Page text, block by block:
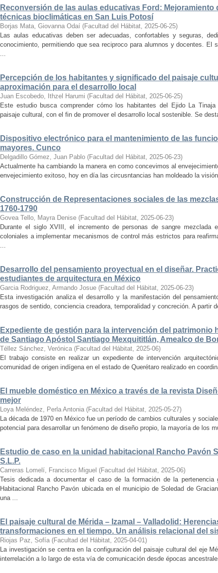
Reconversión de las aulas educativas Ford:
técnicas bioclimáticas en San Luis Potosí
Borjas Mata, Giovanna Odaí (Facultad del Hábitat, 2025-06-25)
Las aulas educativas deben ser adecuadas, confortables y seguras,
conocimiento, permitiendo que sea reciproco para alumnos y docentes. El
...
Percepción de los habitantes y significado del paisaje
aproximación para el desarrollo local
Juan Escobedo, Ithzel Harumi (Facultad del Hábitat, 2025-06-25)
Este estudio busca comprender cómo los habitantes del Ejido La
paisaje cultural, con el fin de promover el desarrollo local sostenible. Se
Dispositivo electrónico para el mantenimiento de las
mayores. Cunco
Delgadillo Gómez, Juan Pablo (Facultad del Hábitat, 2025-06-23)
Actualmente ha cambiando la manera en como concevimos al
envejecimiento exitoso, hoy en día las circusntancias han moldeado la
Construcción de Representaciones sociales de las
1760-1790
Govea Tello, Mayra Denise (Facultad del Hábitat, 2025-06-23)
Durante el siglo XVIII, el incremento de personas de sangre
coloniales a implementar mecanismos de control más estrictos para
...
Desarrollo del pensamiento proyectual en el diseñar.
estudiantes de arquitectura en México
Garcia Rodriguez, Armando Josue (Facultad del Hábitat, 2025-06-23)
Esta investigación analiza el desarrollo y la manifestación del
rasgos de sentido, conciencia creadora, temporalidad y concreción. A partir
Expediente de gestión para la intervención del patrimonio
de Santiago Apóstol Santiago Mexquititlán, Amealco de
Téllez Sánchez, Verónica (Facultad del Hábitat, 2025-06)
El trabajo consiste en realizar un expediente de intervención
comunidad de origen indígena en el estado de Querétaro realizado en
El mueble doméstico en México a través de la revista
mejor
Loya Meléndez, Perla Antonia (Facultad del Hábitat, 2025-05-27)
La década de 1970 en México fue un período de cambios culturales y
potencial para desarrollar un fenómeno de diseño propio, la mayoría de los
Estudio de caso en la unidad habitacional Rancho Pavón
S.L.P.
Carreras Lomelí, Francisco Miguel (Facultad del Hábitat, 2025-06)
Tesis dedicada a documentar el caso de la formación de la
Habitacional Rancho Pavón ubicada en el municipio de Soledad de
una ...
El paisaje cultural de Mérida – Izamal – Valladolid:
transformaciones en el tiempo. Un análisis relacional del
Riojas Paz, Sofía (Facultad del Hábitat, 2025-04-01)
La investigación se centra en la configuración del paisaje cultural del eje
interrelación a lo largo de esta vía de comunicación desde épocas